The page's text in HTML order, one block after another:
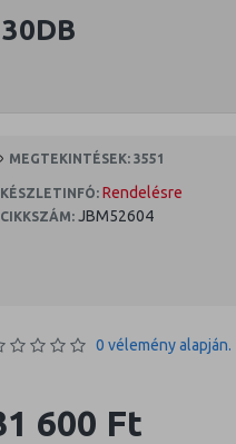
KÉSZLETINFÓ: Rendelésre
CIKKSZÁM: JBM52604
MEGTEKINTÉSEK: 3551
0 vélemény alapján.
600 Ft